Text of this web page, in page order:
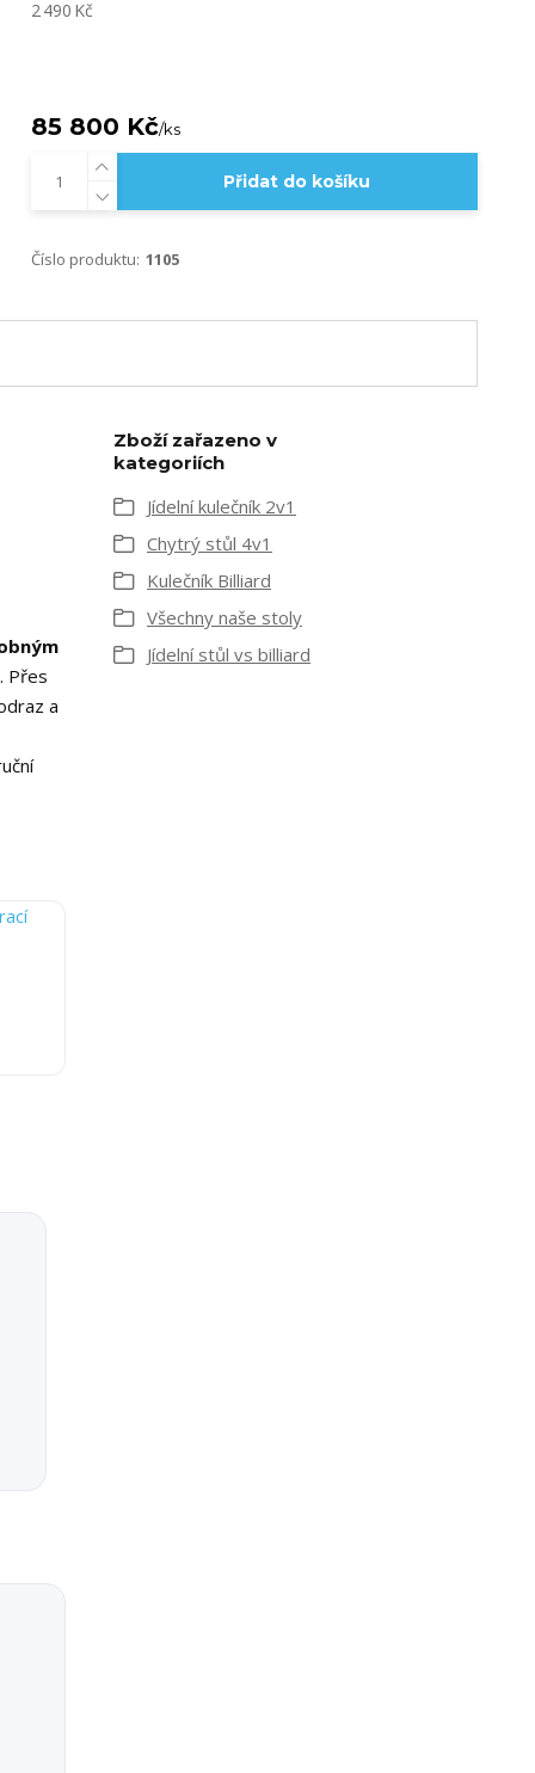
2 490 Kč
85 800 Kč/ks
Přidat do košíku
Číslo produktu: 1105
Přes
a
Zboží zařazeno v
kategoriích
Jídelní kulečník 2v1
Chytrý stůl 4v1
Kulečník Billiard
Všechny naše stoly
Jídelní stůl vs billiard